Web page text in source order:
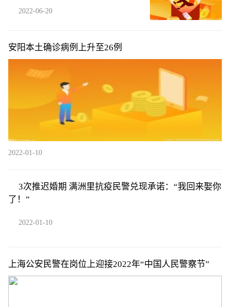
2022-06-20
安阳本土确诊病例上升至26例
2022-01-10
3次推迟婚期 满洲里抗疫民警兑现承诺：“我回来娶你
了！”
2022-01-10
上海公安民警在岗位上迎接2022年“中国人民警察节”